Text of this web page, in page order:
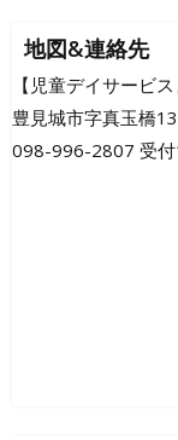
地図&連絡先
【児童デイサービ
豊見城市字真玉橋
098-996-2807 受